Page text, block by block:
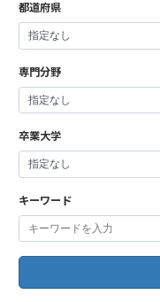
都道府県
専門分野
卒業大学
キーワード